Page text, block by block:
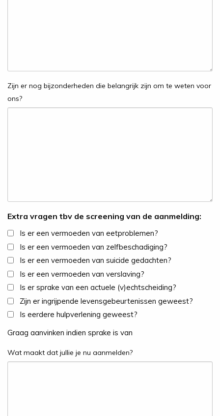
Zijn er nog bijzonderheden die belangrijk zijn om te weten voor
ons?
Extra vragen tbv de screening van de aanmelding:
Is er een vermoeden van eetproblemen?
Is er een vermoeden van zelfbeschadiging?
Is er een vermoeden van suicide gedachten?
Is er een vermoeden van verslaving?
Is er sprake van een actuele (v)echtscheiding?
Zijn er ingrijpende levensgebeurtenissen geweest?
Is eerdere hulpverlening geweest?
Graag aanvinken indien sprake is van
Wat maakt dat jullie je nu aanmelden?